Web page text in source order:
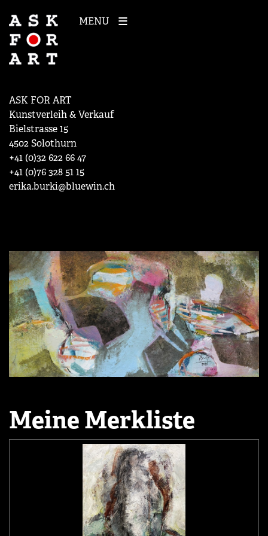
MENU
ASK FOR ART
Kunstverleih & Verkauf
Bielstrasse 15
4502 Solothurn
+41 (0)32 622 66 47
+41 (0)76 328 51 15
erika.burki@bluewin.ch
Meine Merkliste